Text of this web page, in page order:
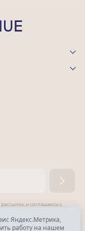
и соглашаюсь с
Яндекс.Метрика,
работу на нашем